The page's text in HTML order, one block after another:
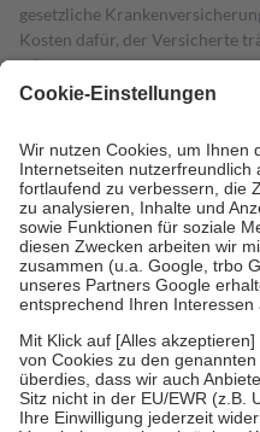
gesetzliche
Kosten dafür, der Versicherte
mit.
Grundsätzlich leisten Mitglieder
höchstens zehn Euro.
Es sind
Kosten der Leistung zu
Diese Regeln gelten
Bei Heilmitteln und häuslicher
Zuzahlung zehn Prozent der
Verordnung.
Um das Engagement der
stärken und die besondere
fallenkeine Zuzahlungenan bei:
• Kindern und Jugendlichen
mit Ausnahme der Fahrkosten
• Untersuchungen zur